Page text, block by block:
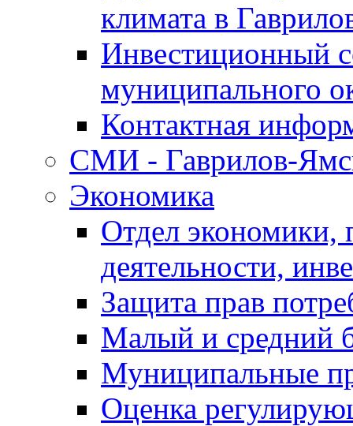
климата в
Инвестиционный
муниципального
Контактная
СМИ - Гаврилов-
Экономика
Отдел экономики,
деятельности,
Защита прав
Малый и средний
Муниципальные
Оценка